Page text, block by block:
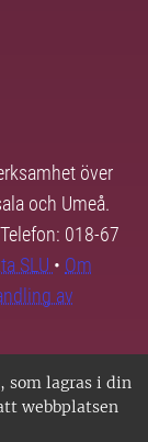
som lagras i din
webbplatsen
över
och Umeå.
018-67
SLU • Om
av